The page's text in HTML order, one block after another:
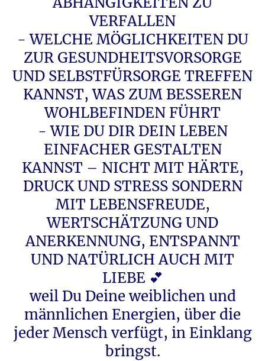
VERFALLEN
- WELCHE MÖGLICHKEITEN DU
ZUR GESUNDHEITSVORSORGE
UND SELBSTFÜRSORGE TREFFEN
KANNST, WAS ZUM BESSEREN
WOHLBEFINDEN FÜHRT
- WIE DU DIR DEIN LEBEN
EINFACHER GESTALTEN
KANNST – NICHT MIT HÄRTE,
DRUCK UND STRESS SONDERN
MIT LEBENSFREUDE,
WERTSCHÄTZUNG UND
ANERKENNUNG, ENTSPANNT
UND NATÜRLICH AUCH MIT
LIEBE 💕
weil Du Deine weiblichen und
männlichen Energien, über die
jeder Mensch verfügt, in Einklang
bringst.